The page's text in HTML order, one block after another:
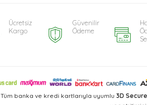
Ücretsiz
Kargo
Güvenilir
Ödeme
Tüm banka ve kredi kartlarıyla uyumlu 3D Secure